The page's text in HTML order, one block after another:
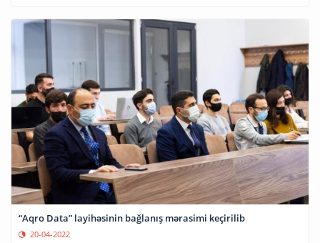
“Aqro Data” layihəsinin bağlanış mərasimi keçirilib
20-04-2022